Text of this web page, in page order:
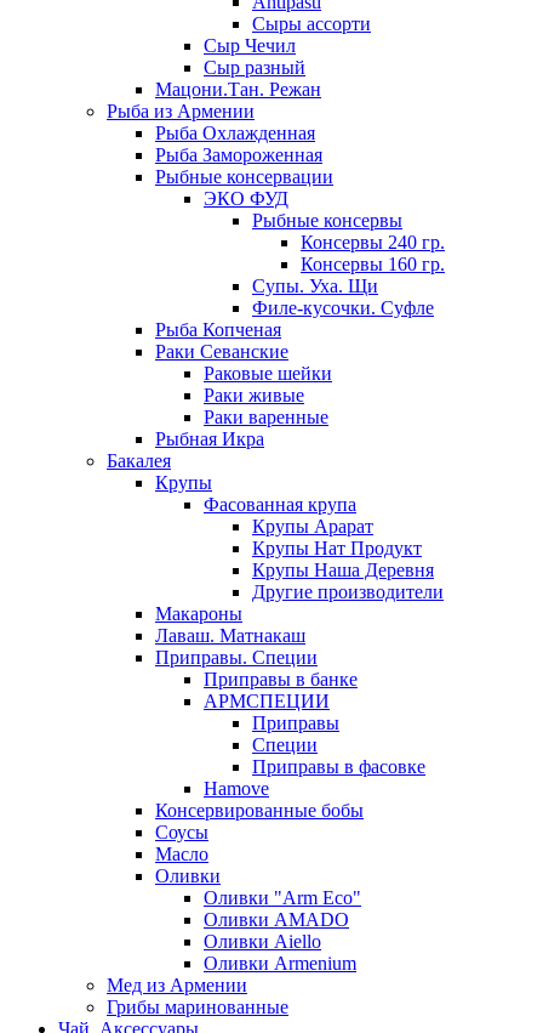
Сыры ассорти
Сыр Чечил
Сыр разный
Мацони.Тан. Режан
Рыба из Армении
Рыба Охлажденная
Рыба Замороженная
Рыбные консервации
ЭКО ФУД
Рыбные консервы
Консервы 240 гр.
Консервы 160 гр.
Супы. Уха. Щи
Филе-кусочки. Суфле
Рыба Копченая
Раки Севанские
Раковые шейки
Раки живые
Раки варенные
Рыбная Икра
Бакалея
Крупы
Фасованная крупа
Крупы Арарат
Крупы Нат Продукт
Крупы Наша Деревня
Другие производители
Макароны
Лаваш. Матнакаш
Приправы. Специи
Приправы в банке
АРМСПЕЦИИ
Приправы
Специи
Приправы в фасовке
Hamove
Консервированные бобы
Соусы
Масло
Оливки
Оливки "Arm Eco"
Оливки AMADO
Оливки Aiello
Оливки Armenium
Мед из Армении
Грибы маринованные
Чай. Аксессуары